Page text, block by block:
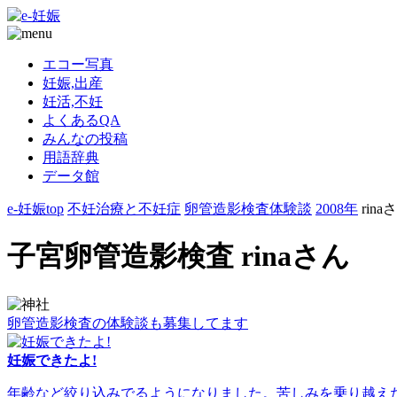
エコー写真
妊娠,出産
妊活,不妊
よくあるQA
みんなの投稿
用語辞典
データ館
e-妊娠top 不妊治療と不妊症 卵管造影検査体験談 2008年 rina
子宮卵管造影検査 rinaさん
卵管造影検査の体験談も募集してます
妊娠できたよ!
年齢など絞り込みでるようになりました。苦しみを乗り越え